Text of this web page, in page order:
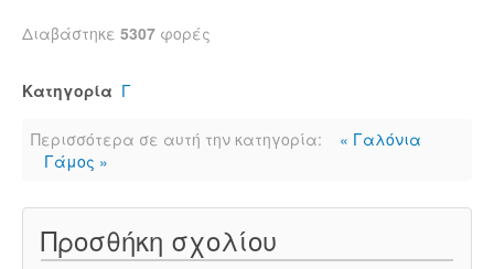
Διαβάστηκε 5307 φορές
Κατηγορία Γ
Περισσότερα σε αυτή την κατηγορία:
« Γαλόνια
Γάμος »
Προσθήκη σχολίου